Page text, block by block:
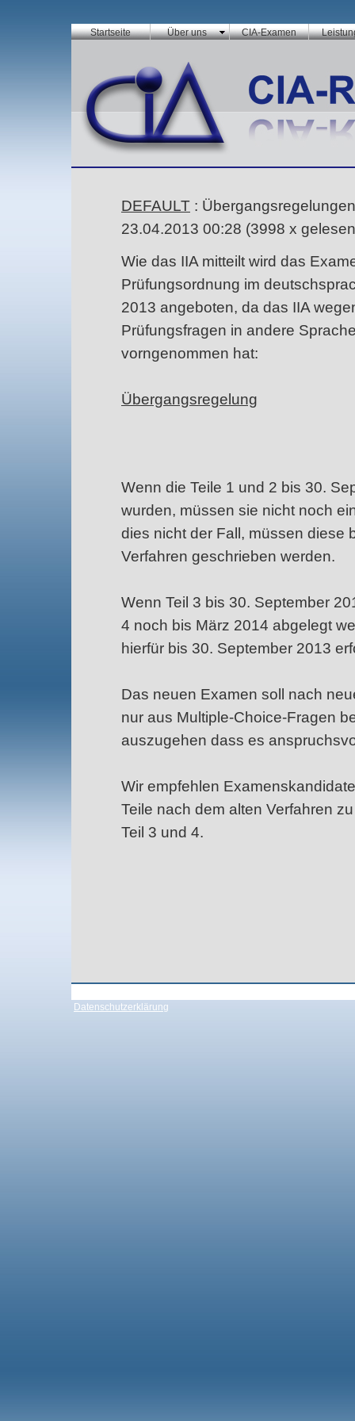
Startseite Über uns CIA-Examen
DEFAULT :
23.04.2013 00:28 (3998 x gelesen
Wie das IIA mitteilt wird das
Prüfungsordnung im
2013 angeboten, da das IIA
Prüfungsfragen in andere
vorngenommen hat:
Übergangsregelung
Wenn die Teile 1 und 2 bis 30.
wurden, müssen sie nicht noch
dies nicht der Fall, müssen diese
Verfahren geschrieben werden.
Wenn Teil 3 bis 30. September
4 noch bis März 2014 abgelegt
hierfür bis 30. September 2013
Das neuen Examen soll nach
nur aus Multiple-Choice-Fragen
auszugehen dass es
Wir empfehlen
Teile nach dem alten Verfahren
Teil 3 und 4.
Datenschutzerklärung